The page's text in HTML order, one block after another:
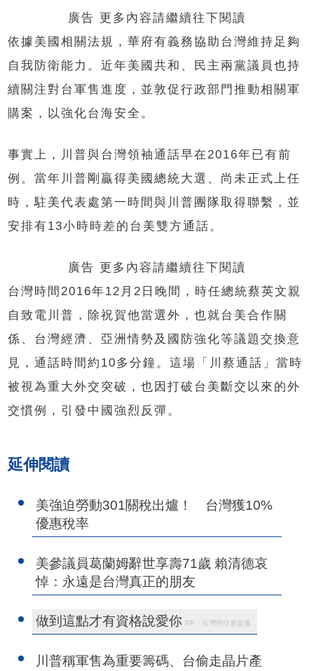
廣告 更多內容請繼續往下閱讀
依據美國相關法規，華府有義務協助台灣維持足夠
自我防衛能力。近年美國共和、民主兩黨議員也持
續關注對台軍售進度，並敦促行政部門推動相關軍
購案，以強化台海安全。
事實上，川普與台灣領袖通話早在2016年已有前
例。當年川普剛贏得美國總統大選、尚未正式上任
時，駐美代表處第一時間與川普團隊取得聯繫，並
安排有13小時時差的台美雙方通話。
廣告 更多內容請繼續往下閱讀
台灣時間2016年12月2日晚間，時任總統蔡英文親
自致電川普，除祝賀他當選外，也就台美合作關
係、台灣經濟、亞洲情勢及國防強化等議題交換意
見，通話時間約10多分鐘。這場「川蔡通話」當時
被視為重大外交突破，也因打破台美斷交以來的外
交慣例，引發中國強烈反彈。
延伸閱讀
美強迫勞動301關稅出爐！ 台灣獲10%
優惠稅率
美參議員葛蘭姆辭世享壽71歲 賴清德哀
悼：永遠是台灣真正的朋友
做到這點才有資格說愛你 PR・台灣癌症基金會
川普稱軍售為重要籌碼、台偷走晶片產